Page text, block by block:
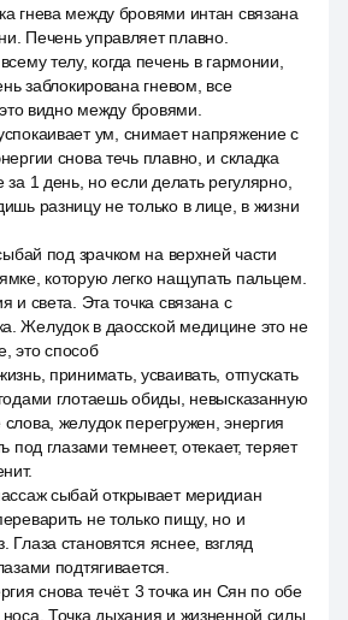
гнева между бровями интан связана
Печень управляет плавно.
телу, когда печень в гармонии,
заблокирована гневом, все
видно между бровями.
ум, снимает напряжение с
снова течь плавно, и складка
за 1 день, но если делать регулярно,
разницу не только в лице, в жизни
под зрачком на верхней части
которую легко нащупать пальцем.
и света. Эта точка связана с
Желудок в даосской медицине это не
это способ
принимать, усваивать, отпускать
глотаешь обиды, невысказанную
желудок перегружен, энергия
под глазами темнеет, отекает, теряет
сыбай открывает меридиан
не только пищу, но и
Глаза становятся яснее, взгляд
подтягивается.
снова течёт. 3 точка ин Сян по обе
Точка дыхания и жизненной силы